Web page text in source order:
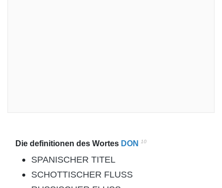
Die definitionen des Wortes DON 10
SPANISCHER TITEL
SCHOTTISCHER FLUSS